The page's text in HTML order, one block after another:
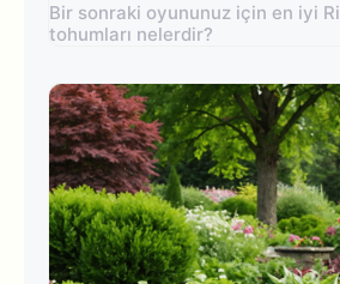
Bir sonraki oyununuz için en iyi
tohumları nelerdir?